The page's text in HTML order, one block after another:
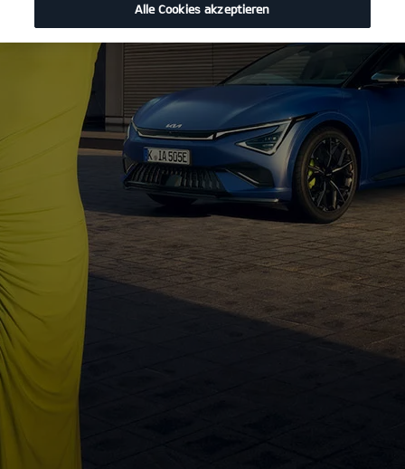
Alle Cookies akzeptieren